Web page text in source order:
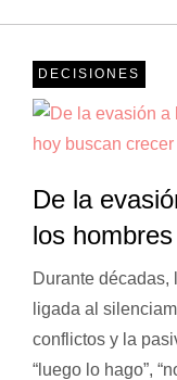
DECISIONES
De la
los
Durante
ligada al
conflictos y la
“luego lo hago”,